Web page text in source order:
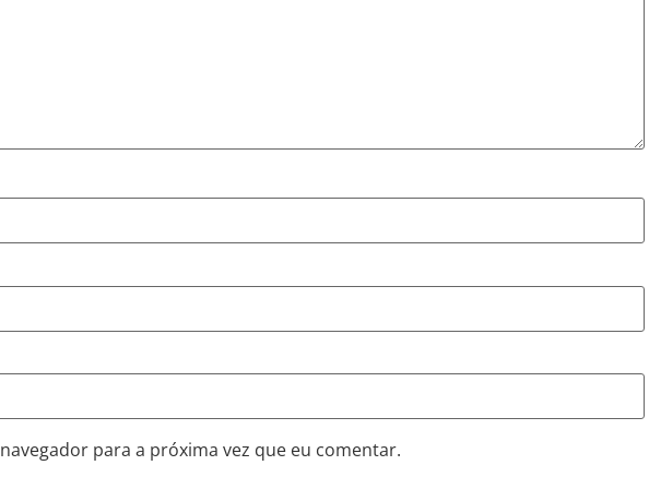
para a próxima vez que eu comentar.